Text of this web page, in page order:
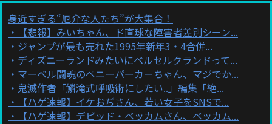
身近すぎる“厄介な人たち”が大集合！
【悲報】みいちゃん、ド直球な障害者差別シーン...
ジャンプが最も売れた1995年新年3・4合併...
ディズニーランドみたいにベルセルクランドって...
マーベル闘魂のペニーパーカーちゃん、マジでか...
鬼滅作者「鱗滝式呼吸術にしたい..」編集「絶...
【ハゲ速報】イケおぢさん、若い女子をSNSで...
【ハゲ速報】デビッド・ベッカムさん、ベッカム...